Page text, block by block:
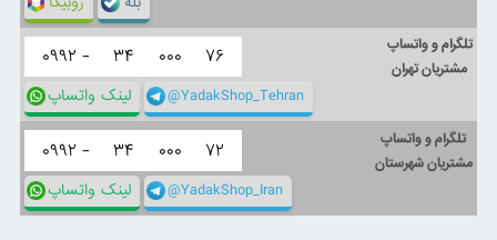
تلگرام و واتساپ
مشتریان تهران
۰۹۹۲ - ۳۴ ۰۰۰ ۷۶
لینک واتساپ @YadakShop_Tehran
تلگرام و واتساپ
مشتریان شهرستان
۰۹۹۲ - ۳۴ ۰۰۰ ۷۲
لینک واتساپ @YadakShop_Iran